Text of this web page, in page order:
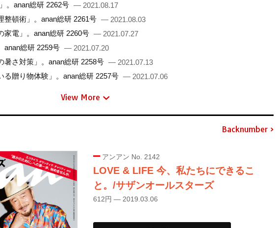
。anan総研 2262号 — 2021.08.17
整頓術」。anan総研 2261号 — 2021.08.03
家電」。anan総研 2260号 — 2021.07.27
anan総研 2259号 — 2021.07.20
暑さ対策」。anan総研 2258号 — 2021.07.13
る贈り物体験」。anan総研 2257号 — 2021.07.06
View More
Backnumber
アンアン No. 2142
LOVE & LIFE 今、私たちにできるこ
と。/サザンオールスターズ
612円 — 2019.03.06